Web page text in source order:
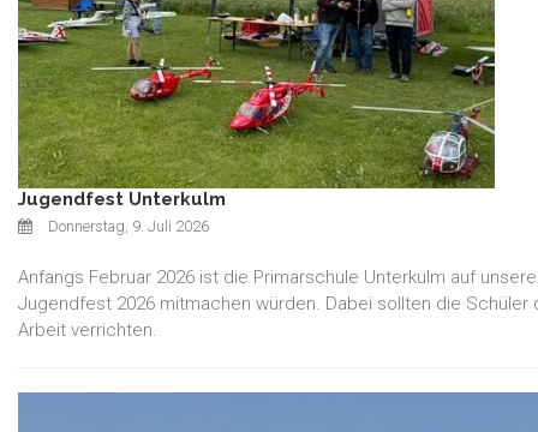
Jugendfest Unterkulm
Donnerstag, 9. Juli 2026
Anfangs Februar 2026 ist die Primarschule Unterkulm auf
Jugendfest 2026 mitmachen würden. Dabei sollten die Schüler
Arbeit verrichten.